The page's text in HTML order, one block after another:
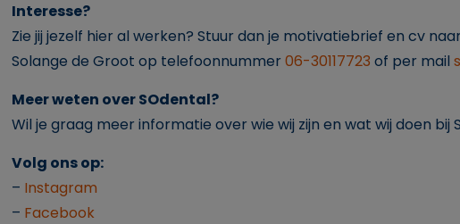
Interesse?
Zie jij jezelf hier al werken? Stuur dan je motivatiebrief en cv
Solange de Groot op telefoonnummer06-30117723 of per mail
Meer weten over SOdental?
Wil je graag meer informatie over wie wij zijn en wat wij doen
Volg ons op:
– Instagram
– Facebook